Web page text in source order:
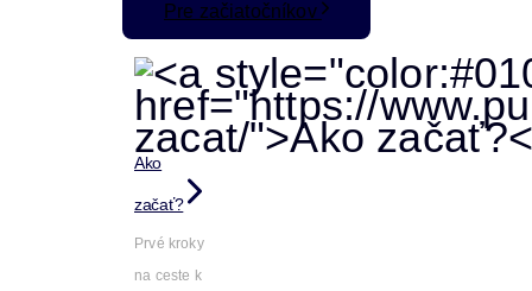
Pre začiatočníkov
Ako
začať?
Prvé kroky
na ceste k